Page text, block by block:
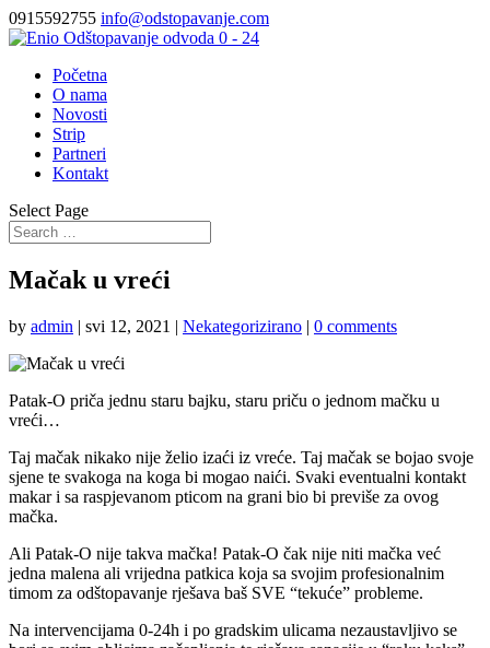
0915592755 info@odstopavanje.com
Početna
O nama
Novosti
Strip
Partneri
Kontakt
Select Page
Mačak u vreći
by admin | svi 12, 2021 | Nekategorizirano | 0 comments
Patak-O priča jednu staru bajku, staru priču o jednom mačku u
vreći…
Taj mačak nikako nije želio izaći iz vreće. Taj mačak se bojao svoje
sjene te svakoga na koga bi mogao naići. Svaki eventualni kontakt
makar i sa raspjevanom pticom na grani bio bi previše za ovog
mačka.
Ali Patak-O nije takva mačka! Patak-O čak nije niti mačka već
jedna malena ali vrijedna patkica koja sa svojim profesionalnim
timom za odštopavanje rješava baš SVE “tekuće” probleme.
Na intervencijama 0-24h i po gradskim ulicama nezaustavljivo se